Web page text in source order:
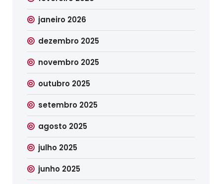
janeiro 2026
dezembro 2025
novembro 2025
outubro 2025
setembro 2025
agosto 2025
julho 2025
junho 2025